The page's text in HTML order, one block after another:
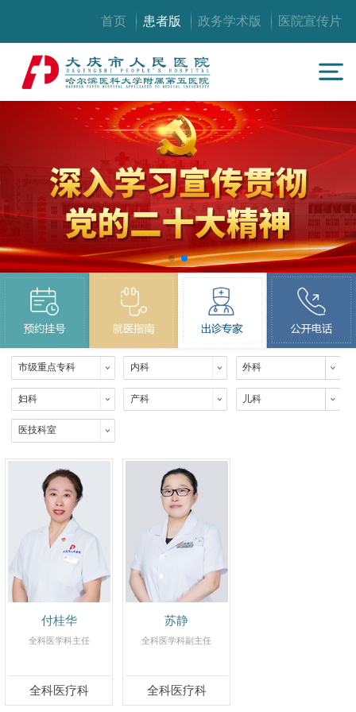
首页 患者版 政务学术版 医院宣传片
市级重点专科 内科 外科
妇科 产科 儿科
医技科室
付桂华
全科医学科主任
全科医疗科
苏静
全科医学科副主任
全科医疗科